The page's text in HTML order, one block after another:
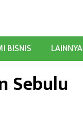
BISNIS LAINNYA
Sebulu